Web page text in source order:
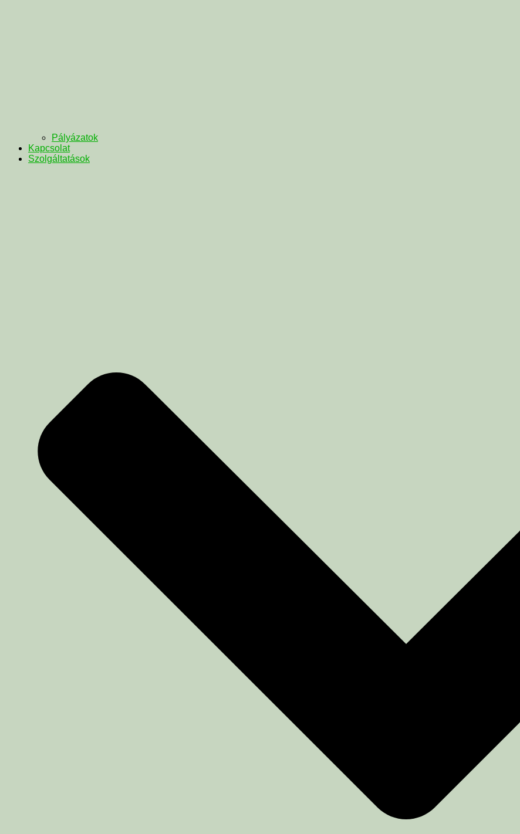
Pályázatok
Kapcsolat
Szolgáltatások